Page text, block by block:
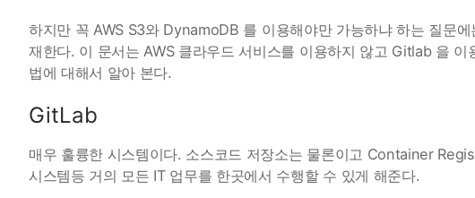
하지만 꼭 AWS S3와 DynamoDB 를 이용해야만 가능하냐 하는 질문
재한다. 이 문서는 AWS 클라우드 서비스를 이용하지 않고 Gitlab 을
법에 대해서 알아 본다.
GitLab
매우 훌륭한 시스템이다. 소스코드 저장소는 물론이고 Container
시스템등 거의 모든 IT 업무를 한곳에서 수행할 수 있게 해준다.